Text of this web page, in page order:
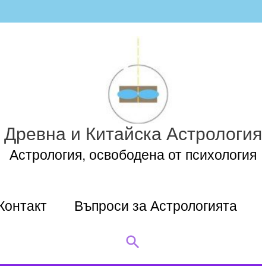
Древна и Китайска Астрология
Астрология, освободена от психология
Въпроси за Астрологията
Search